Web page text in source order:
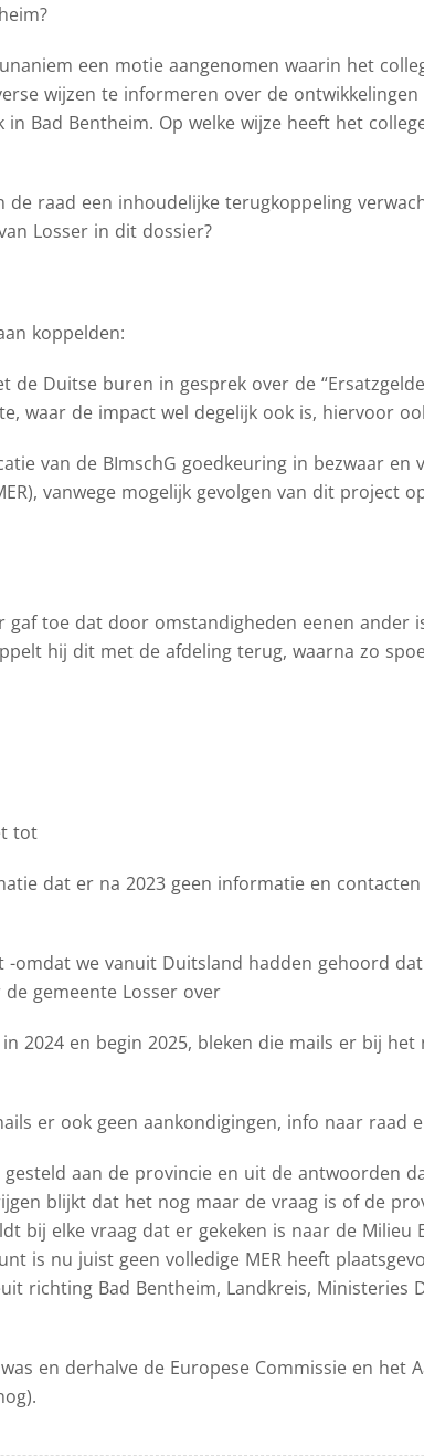
een motie aangenomen waarin het
wijzen te informeren over de
Bad Bentheim. Op welke wijze heeft het
de raad een inhoudelijke terugkoppeling
Losser in dit dossier?
koppelden:
de Duitse buren in gesprek over de
waar de impact wel degelijk ook is, hiervoor
van de BImschG goedkeuring in bezwaar en
vanwege mogelijk gevolgen van dit project
gaf toe dat door omstandigheden eenen ander
hij dit met de afdeling terug, waarna zo
tot
dat er na 2023 geen informatie en
-omdat we vanuit Duitsland hadden gehoord
gemeente Losser over
2024 en begin 2025, bleken die mails er bij het
er ook geen aankondigingen, info naar raad
aan de provincie en uit de antwoorden
blijkt dat het nog maar de vraag is of de
bij elke vraag dat er gekeken is naar de Milieu
is nu juist geen volledige MER heeft
richting Bad Bentheim, Landkreis, Ministeries
en derhalve de Europese Commissie en het